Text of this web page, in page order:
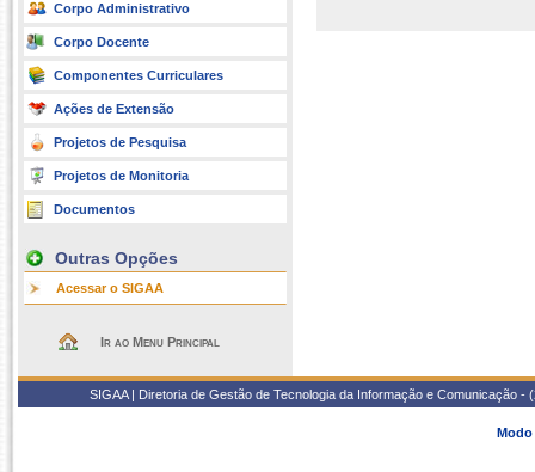
Corpo Administrativo
Corpo Docente
Componentes Curriculares
Ações de Extensão
Projetos de Pesquisa
Projetos de Monitoria
Documentos
Outras Opções
Acessar o SIGAA
Ir ao Menu Principal
SIGAA | Diretoria de Gestão de Tecnologia da Informação e
Modo